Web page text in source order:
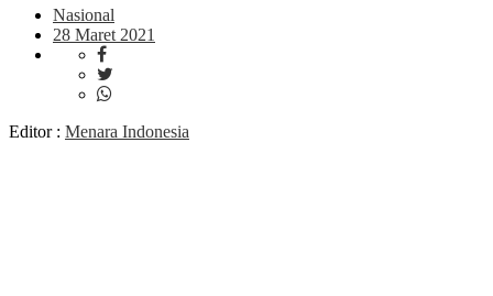
Nasional
28 Maret 2021
Editor : Menara Indonesia